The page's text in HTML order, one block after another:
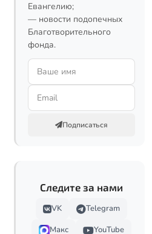
Евангелию;
— новости подопечных
Благотворительного
фонда.
Подписаться
Следите за нами
VK
Telegram
Макс
YouTube